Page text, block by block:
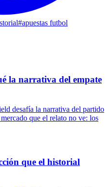
#apuestas futbol
la narrativa del empate
desafía la narrativa del partido
que el relato no ve: los
que el historial